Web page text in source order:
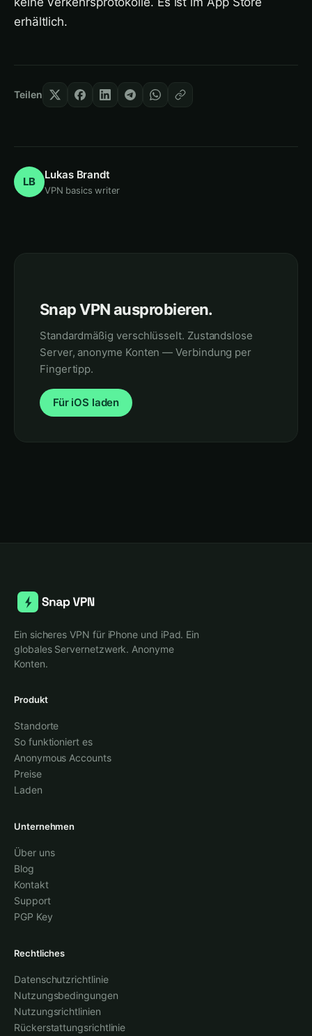
erhältlich.
Teilen
LB
Lukas Brandt
VPN basics writer
Snap VPN ausprobieren.
Standardmäßig verschlüsselt. Zustandslose
Server, anonyme Konten — Verbindung per
Fingertipp.
Für iOS laden
Ein sicheres VPN für iPhone und iPad. Ein
globales Servernetzwerk. Anonyme
Konten.
Produkt
Standorte
So funktioniert es
Anonymous Accounts
Preise
Laden
Unternehmen
Über uns
Blog
Kontakt
Support
PGP Key
Rechtliches
Datenschutzrichtlinie
Nutzungsbedingungen
Nutzungsrichtlinien
Rückerstattungsrichtlinie